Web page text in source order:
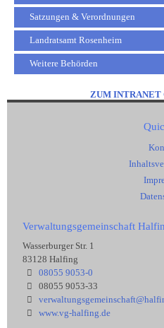
Satzungen & Verordnungen
Landratsamt Rosenheim
Weitere Behörden
ZUM INTRANET
Verwaltungsgemeinschaft
Wasserburger Str. 1
83128 Halfing
08055 9053-0
08055 9053-33
www.vg-halfing.de